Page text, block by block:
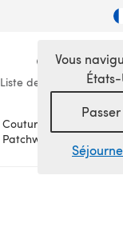
Liste de souhaits Ma
Couture &
Patchwork
Vous